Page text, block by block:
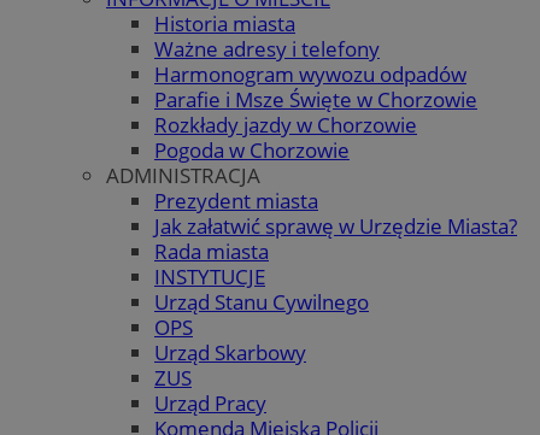
Historia miasta
Ważne adresy i telefony
Harmonogram wywozu odpadów
Parafie i Msze Święte w Chorzowie
Rozkłady jazdy w Chorzowie
Pogoda w Chorzowie
ADMINISTRACJA
Prezydent miasta
Jak załatwić sprawę w Urzędzie Miasta?
Rada miasta
INSTYTUCJE
Urząd Stanu Cywilnego
OPS
Urząd Skarbowy
ZUS
Urząd Pracy
Komenda Miejska Policji